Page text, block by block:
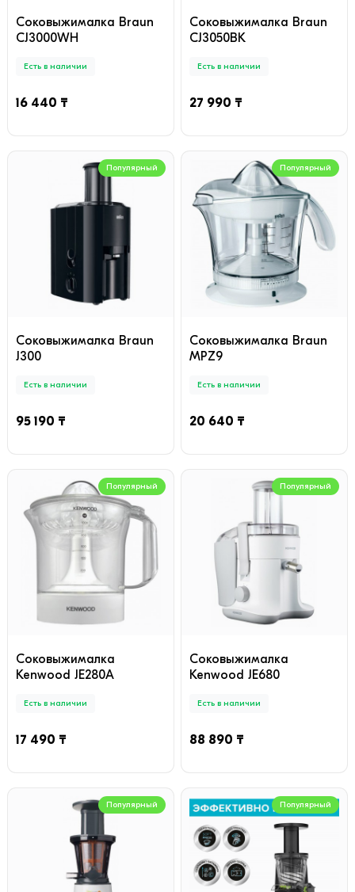
Соковыжималкa Braun
CJ3000WH
Есть в наличии
16 440 ₸
Соковыжималкa Braun
CJ3050BK
Есть в наличии
27 990 ₸
Популярный
Соковыжималкa Braun
J300
Есть в наличии
95 190 ₸
Популярный
Соковыжималкa Braun
MPZ9
Есть в наличии
20 640 ₸
Популярный
Соковыжималкa
Kenwood JE280A
Есть в наличии
17 490 ₸
Популярный
Соковыжималкa
Kenwood JE680
Есть в наличии
88 890 ₸
Популярный Популярный